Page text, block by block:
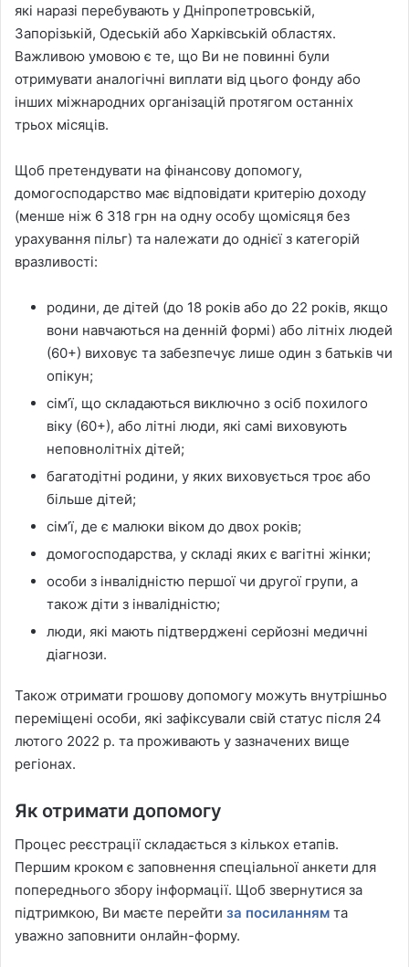
які наразі перебувають у Дніпропетровській,
Запорізькій, Одеській або Харківській областях.
Важливою умовою є те, що Ви не повинні були
отримувати аналогічні виплати від цього фонду або
інших міжнародних організацій протягом останніх
трьох місяців.
Щоб претендувати на фінансову допомогу,
домогосподарство має відповідати критерію доходу
(менше ніж 6 318 грн на одну особу щомісяця без
урахування пільг) та належати до однієї з категорій
вразливості:
родини, де дітей (до 18 років або до 22 років, якщо
вони навчаються на денній формі) або літніх людей
(60+) виховує та забезпечує лише один з батьків чи
опікун;
сім’ї, що складаються виключно з осіб похилого
віку (60+), або літні люди, які самі виховують
неповнолітніх дітей;
багатодітні родини, у яких виховується троє або
більше дітей;
сім’ї, де є малюки віком до двох років;
домогосподарства, у складі яких є вагітні жінки;
особи з інвалідністю першої чи другої групи, а
також діти з інвалідністю;
люди, які мають підтверджені серйозні медичні
діагнози.
Також отримати грошову допомогу можуть внутрішньо
переміщені особи, які зафіксували свій статус після 24
лютого 2022 р. та проживають у зазначених вище
регіонах.
Як отримати допомогу
Процес реєстрації складається з кількох етапів.
Першим кроком є заповнення спеціальної анкети для
попереднього збору інформації. Щоб звернутися за
підтримкою, Ви маєте перейти за посиланням та
уважно заповнити онлайн-форму.